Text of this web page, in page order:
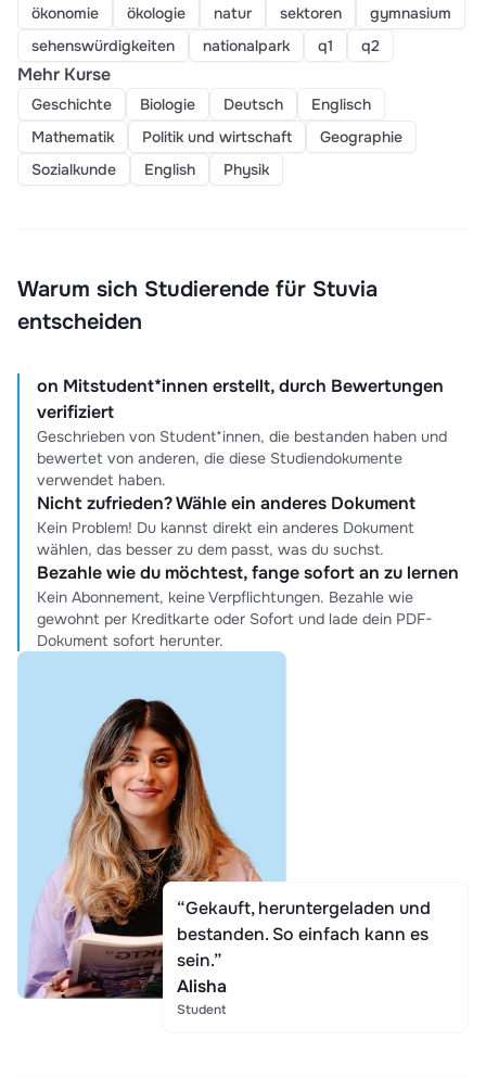
ökonomie ökologie natur sektoren
gymnasium
sehenswürdigkeiten
nationalpark q1 q2
Mehr Kurse
Geschichte Biologie Deutsch
Englisch
Mathematik
Politik und wirtschaft
Geographie
Sozialkunde
English Physik
Warum sich Studierende für Stuvia
entscheiden
on Mitstudent*innen erstellt, durch Bewertungen
verifiziert
Geschrieben von Student*innen, die bestanden haben und
bewertet von anderen, die diese Studiendokumente
verwendet haben.
Nicht zufrieden? Wähle ein anderes Dokument
Kein Problem! Du kannst direkt ein anderes Dokument
wählen, das besser zu dem passt, was du suchst.
Bezahle wie du möchtest, fange sofort an zu lernen
Kein Abonnement, keine Verpflichtungen. Bezahle wie
gewohnt per Kreditkarte oder Sofort und lade dein PDF-
Dokument sofort herunter.
“Gekauft, heruntergeladen und
bestanden. So einfach kann es
sein.”
Alisha
Student